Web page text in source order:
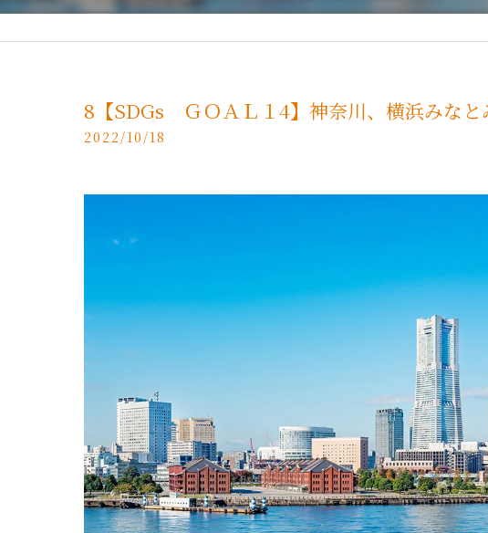
8【SDGs ＧＯＡＬ１4】神奈川、横浜みな
2022/10/18